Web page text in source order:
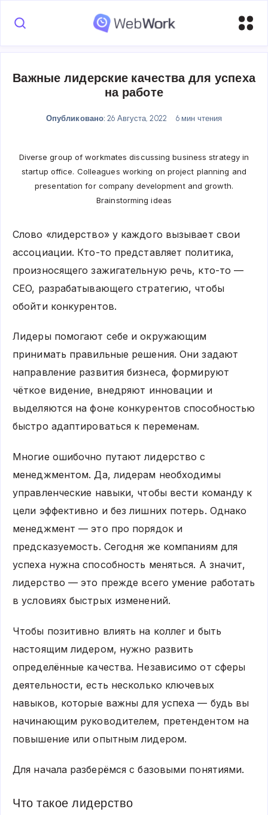
Важные лидерские качества для успеха
на работе
Опубликовано: 26 Августа, 2022 6 мин чтения
Diverse group of workmates discussing business strategy in
startup office. Colleagues working on project planning and
presentation for company development and growth.
Brainstorming ideas
Слово «лидерство» у каждого вызывает свои
ассоциации. Кто-то представляет политика,
произносящего зажигательную речь, кто-то —
CEO, разрабатывающего стратегию, чтобы
обойти конкурентов.
Лидеры помогают себе и окружающим
принимать правильные решения. Они задают
направление развития бизнеса, формируют
чёткое видение, внедряют инновации и
выделяются на фоне конкурентов способностью
быстро адаптироваться к переменам.
Многие ошибочно путают лидерство с
менеджментом. Да, лидерам необходимы
управленческие навыки, чтобы вести команду к
цели эффективно и без лишних потерь. Однако
менеджмент — это про порядок и
предсказуемость. Сегодня же компаниям для
успеха нужна способность меняться. А значит,
лидерство — это прежде всего умение работать
в условиях быстрых изменений.
Чтобы позитивно влиять на коллег и быть
настоящим лидером, нужно развить
определённые качества. Независимо от сферы
деятельности, есть несколько ключевых
навыков, которые важны для успеха — будь вы
начинающим руководителем, претендентом на
повышение или опытным лидером.
Для начала разберёмся с базовыми понятиями.
Что такое лидерство